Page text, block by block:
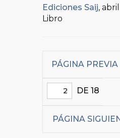
Ediciones Saij,
Libro
PÁGINA PREVIA
DE 18
PÁGINA